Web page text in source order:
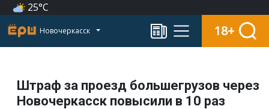
25°C
Новочеркасск 18+
Штраф за проезд большегрузов через
Новочеркасск повысили в 10 раз